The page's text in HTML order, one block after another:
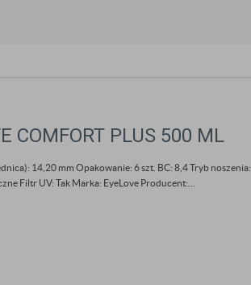
COMFORT PLUS 500 ML
14,20 mm Opakowanie: 6 szt. BC: 8,4 Tryb noszenia:
Filtr UV: Tak Marka: EyeLove Producent:...